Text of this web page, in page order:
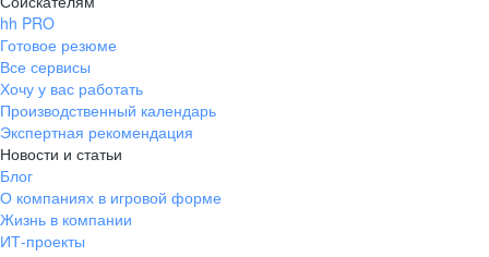
hh PRO
Готовое резюме
Все сервисы
Хочу у вас работать
Производственный календарь
Экспертная рекомендация
Новости и статьи
Блог
О компаниях в игровой форме
Жизнь в компании
ИТ-проекты